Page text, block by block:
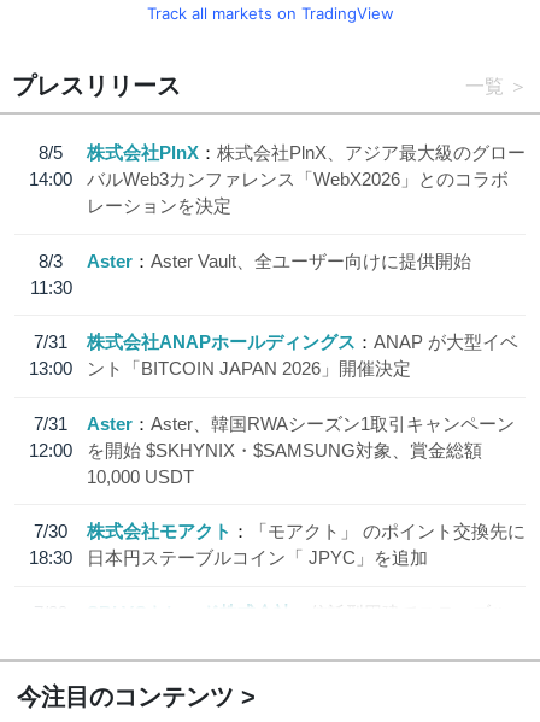
Track all markets on TradingView
プレスリリース 一覧
8/5
14:00
株式会社PlnX
株式会社PlnX、アジア最大級のグロー
バルWeb3カンファレンス「WebX2026」とのコラボ
レーションを決定
8/3
11:30
Aster Aster Vault、全ユーザー向けに提供開始
7/31
13:00
株式会社ANAPホールディングス
ANAP が大型イベ
ント「BITCOIN JAPAN 2026」開催決定
7/31
12:00
Aster
Aster、韓国RWAシーズン1取引キャンペーン
を開始 $SKHYNIX・$SAMSUNG対象、賞金総額
10,000 USDT
7/30
18:30
株式会社モアクト
「モアクト」 のポイント交換先に
日本円ステーブルコイン「 JPYC」を追加
7/29
SBI VCトレード株式会社
信託型円建てステーブル
今注目のコンテンツ